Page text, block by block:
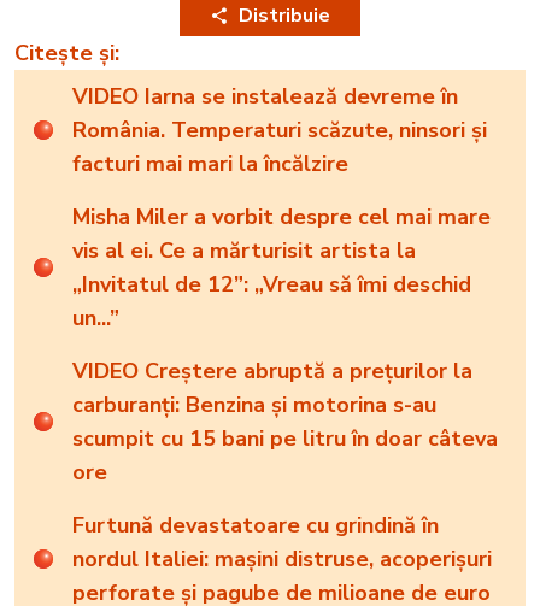
Distribuie
Citește și:
VIDEO Iarna se instalează devreme în
România. Temperaturi scăzute, ninsori și
facturi mai mari la încălzire
Misha Miler a vorbit despre cel mai mare
vis al ei. Ce a mărturisit artista la
„Invitatul de 12”: „Vreau să îmi deschid
un...”
VIDEO Creștere abruptă a prețurilor la
carburanți: Benzina și motorina s-au
scumpit cu 15 bani pe litru în doar câteva
ore
Furtună devastatoare cu grindină în
nordul Italiei: mașini distruse, acoperișuri
perforate și pagube de milioane de euro